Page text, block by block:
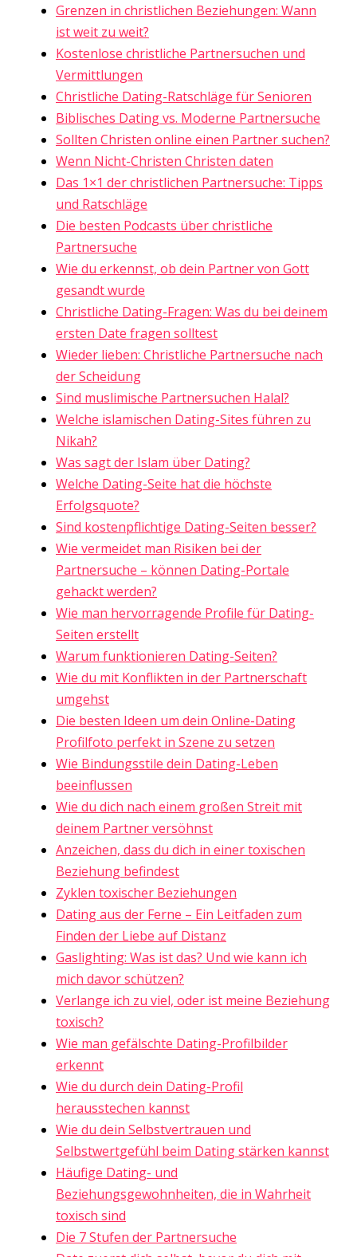
Grenzen in christlichen Beziehungen: Wann
ist weit zu weit?
Kostenlose christliche Partnersuchen und
Vermittlungen
Christliche Dating-Ratschläge für Senioren
Biblisches Dating vs. Moderne Partnersuche
Sollten Christen online einen Partner suchen?
Wenn Nicht-Christen Christen daten
Das 1×1 der christlichen Partnersuche: Tipps
und Ratschläge
Die besten Podcasts über christliche
Partnersuche
Wie du erkennst, ob dein Partner von Gott
gesandt wurde
Christliche Dating-Fragen: Was du bei deinem
ersten Date fragen solltest
Wieder lieben: Christliche Partnersuche nach
der Scheidung
Sind muslimische Partnersuchen Halal?
Welche islamischen Dating-Sites führen zu
Nikah?
Was sagt der Islam über Dating?
Welche Dating-Seite hat die höchste
Erfolgsquote?
Sind kostenpflichtige Dating-Seiten besser?
Wie vermeidet man Risiken bei der
Partnersuche – können Dating-Portale
gehackt werden?
Wie man hervorragende Profile für Dating-
Seiten erstellt
Warum funktionieren Dating-Seiten?
Wie du mit Konflikten in der Partnerschaft
umgehst
Die besten Ideen um dein Online-Dating
Profilfoto perfekt in Szene zu setzen
Wie Bindungsstile dein Dating-Leben
beeinflussen
Wie du dich nach einem großen Streit mit
deinem Partner versöhnst
Anzeichen, dass du dich in einer toxischen
Beziehung befindest
Zyklen toxischer Beziehungen
Dating aus der Ferne – Ein Leitfaden zum
Finden der Liebe auf Distanz
Gaslighting: Was ist das? Und wie kann ich
mich davor schützen?
Verlange ich zu viel, oder ist meine Beziehung
toxisch?
Wie man gefälschte Dating-Profilbilder
erkennt
Wie du durch dein Dating-Profil
herausstechen kannst
Wie du dein Selbstvertrauen und
Selbstwertgefühl beim Dating stärken kannst
Häufige Dating- und
Beziehungsgewohnheiten, die in Wahrheit
toxisch sind
Die 7 Stufen der Partnersuche